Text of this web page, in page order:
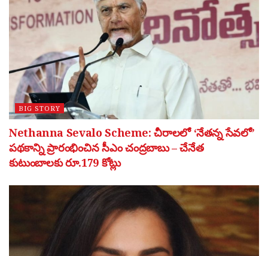
BIG STORY
Nethanna Sevalo Scheme: చీరాలలో ‘నేతన్న సేవలో’
పథకాన్ని ప్రారంభించిన సీఎం చంద్రబాబు – చేనేత
కుటుంబాలకు రూ.179 కోట్లు